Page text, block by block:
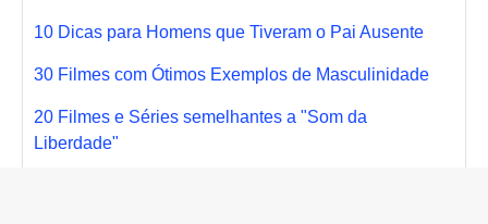
10 Dicas para Homens que Tiveram o Pai Ausente
30 Filmes com Ótimos Exemplos de Masculinidade
20 Filmes e Séries semelhantes a "Som da
Liberdade"